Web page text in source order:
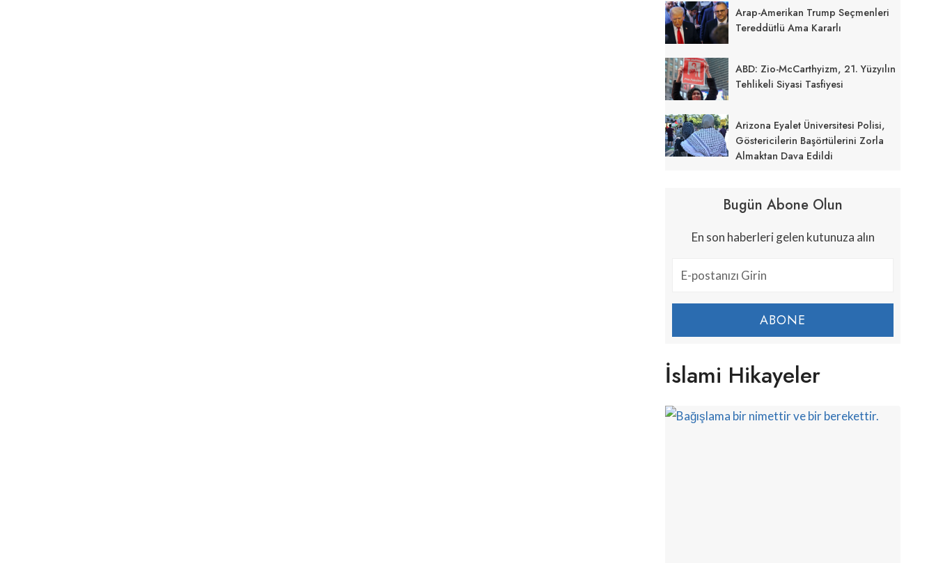
Arap-Amerikan Trump Seçmenleri
Tereddütlü Ama Kararlı
ABD: Zio-McCarthyizm, 21. Yüzyılın
Tehlikeli Siyasi Tasfiyesi
Arizona Eyalet Üniversitesi Polisi,
Göstericilerin Başörtülerini Zorla
Almaktan Dava Edildi
Bugün Abone Olun
En son haberleri gelen kutunuza alın
ABONE
İslami Hikayeler